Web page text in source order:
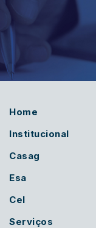
Home
Institucional
Casag
Esa
Cel
Serviços